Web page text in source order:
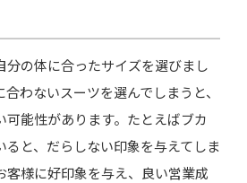
分の体に合ったサイズを選びまし
わないスーツを選んでしまうと、
能性があります。たとえばブカ
ると、だらしない印象を与えてしま
客様に好印象を与え、良い営業成